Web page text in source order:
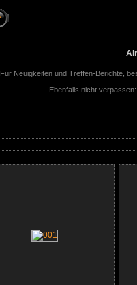
Für Neuigkeiten und Treffen-Berichte,
Ebenfalls nicht